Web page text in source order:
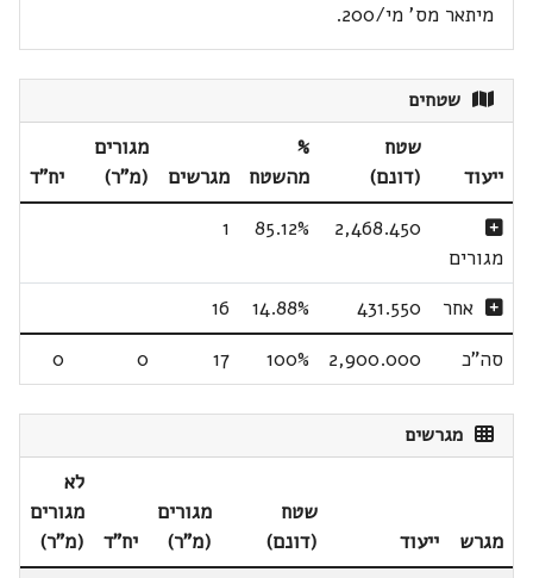
מיתאר מס' מי/200.
שטחים
ייעוד
שטח
(דונם)
%
מהשטח
מגרשים
מגורים
(מ"ר)
יח"ד
מגורים
2,468.450
85.12%
1
אחר 431.550
14.88%
16
סה"כ
2,900.000
100%
17
0
0
מגרשים
מגרש ייעוד
שטח
(דונם)
מגורים
(מ"ר)
יח"ד
לא
מגורים
(מ"ר)